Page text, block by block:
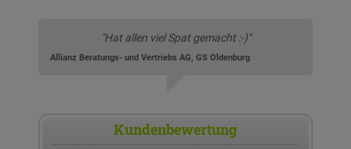
"Hat allen viel Spat gemacht :-)"
Allianz Beratungs- und Vertriebs AG, GS Oldenburg
Kundenbewertung